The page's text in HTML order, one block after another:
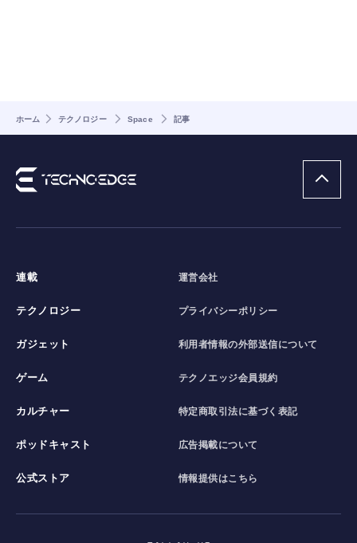
ホーム テクノロジー Space 記事
連載
テクノロジー
ガジェット
ゲーム
カルチャー
ポッドキャスト
公式ストア
運営会社
プライバシーポリシー
利用者情報の外部送信について
テクノエッジ会員規約
特定商取引法に基づく表記
広告掲載について
情報提供はこちら